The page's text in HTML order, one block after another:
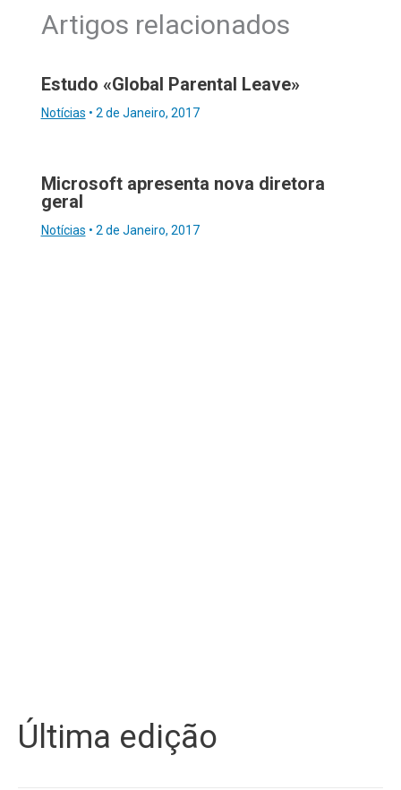
Artigos relacionados
Estudo «Global Parental Leave»
Notícias • 2 de Janeiro, 2017
Microsoft apresenta nova diretora
geral
Notícias • 2 de Janeiro, 2017
Última edição